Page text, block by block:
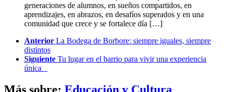
generaciones de alumnos, en sueños compartidos, en
aprendizajes, en abrazos, en desafíos superados y en una
comunidad que crece y se fortalece día […]
Anterior La Bodega de Borbore: siempre iguales, siempre
distintos
Siguiente Tu lugar en el barrio para vivir una experiencia
única